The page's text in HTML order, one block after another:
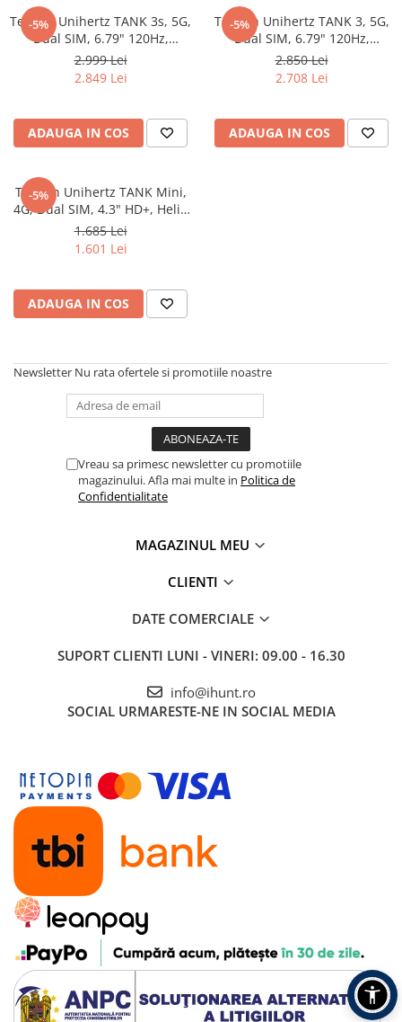
INGRIJIRE PERSONALA
Uscătoare de Păr
Plăci de Îndreptat Părul
CASA, GRADINA SI BRICOLAJ
Sigurante inteligente
Climatizare
Purificatoare
Power Station
Utilaje gradina
Hrănitoare Inteligente
Accesorii Litiere
Produse Ulefone
Telefoane Mobile Ulefone
Tablete Doogee
Telefoane Mobile Hotwav
Tablete Unihertz
Produse Blackview
Telefoane Mobile Blackview
Tablete Blackview
Casti Audio Blackview
Produse Fossibot
Telefoane Mobile Fossibot
Tablete Fossibot
Produse Oukitel
Telefoane Mobile Oukitel
-5%
Telefon Unihertz TANK 3s, 5G,
Dual SIM, 6.79" 120Hz,
Dimensity 8200, 12GB RAM,
256GB, NFC, Proiector Video
2.999 Lei
2.849 Lei
ADAUGA IN COS
-5%
Telefon Unihertz TANK 3, 5G,
Dual SIM, 6.79" 120Hz,
Dimensity 8200, 16GB RAM,
512GB, NFC, 23800mAh,
2.850 Lei
2.708 Lei
ADAUGA IN COS
-5%
Telefon Unihertz TANK Mini,
4G, Dual SIM, 4.3" HD+, Helio
G99, 8GB RAM, 256GB, NFC,
100MP + 32MP, Android 13
1.685 Lei
1.601 Lei
ADAUGA IN COS
Newsletter Nu rata ofertele si promotiile noastre
Vreau sa primesc newsletter cu promotiile
magazinului. Afla mai multe in Politica de
Confidentialitate
MAGAZINUL MEU
CLIENTI
DATE COMERCIALE
SUPORT CLIENTI LUNI - VINERI: 09.00 - 16.30
info@ihunt.ro
SOCIAL URMARESTE-NE IN SOCIAL MEDIA